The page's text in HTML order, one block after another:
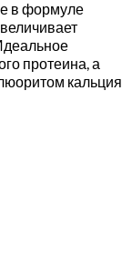
в формуле
протеина, а
кальция